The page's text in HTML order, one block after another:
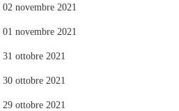
novembre 2021
novembre 2021
ottobre 2021
ottobre 2021
ottobre 2021